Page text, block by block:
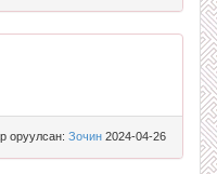
оруулсан: Зочин 2024-04-26